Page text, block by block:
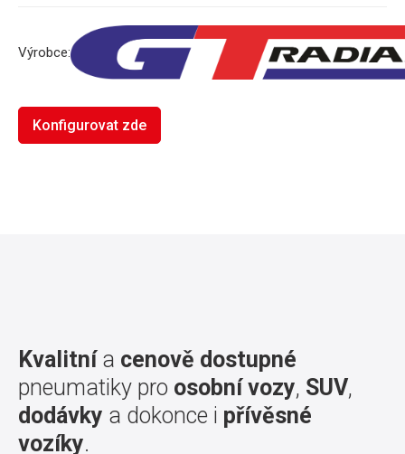
Výrobce:
Konfigurovat zde
Kvalitnía cenově dostupné
pneumatiky pro osobní vozy, SUV,
dodávky a dokonce i přívěsné
vozíky.